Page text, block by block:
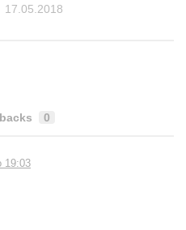
17.05.2018
0
19:03